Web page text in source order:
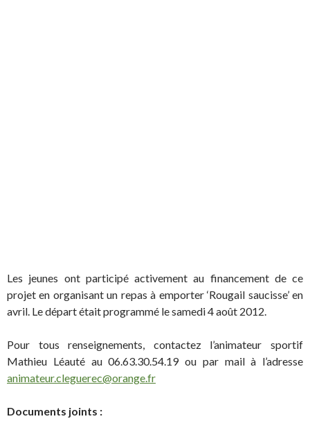
Les jeunes ont participé activement au financement de ce
projet en organisant un repas à emporter ‘Rougail saucisse’ en
avril. Le départ était programmé le samedi 4 août 2012.
Pour tous renseignements, contactez l’animateur sportif
Mathieu Léauté au 06.63.30.54.19 ou par mail à l’adresse
animateur.cleguerec@orange.fr
Documents joints :